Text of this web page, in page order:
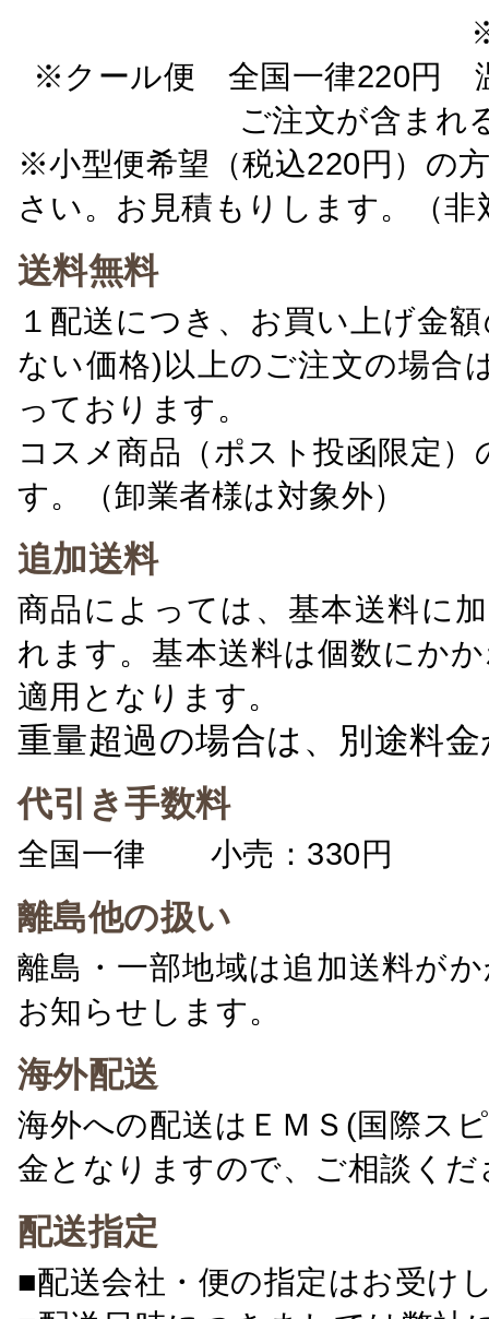
※クール便 全国一律220円
ご注文が含ま
※小型便希望（税込220円）の
さい。お見積もりします。（非
送料無料
１配送につき、お買い上げ金
ない価格)以上のご注文の場合
っております。
コスメ商品（ポスト投函限定
す。（卸業者様は対象外）
追加送料
商品によっては、基本送料に
れます。基本送料は個数にか
適用となります。
重量超過の場合は、別途料
代引き手数料
全国一律 小売：330円 卸
離島他の扱い
離島・一部地域は追加送料が
お知らせします。
海外配送
海外への配送はＥＭＳ(国際ス
金となりますので、ご相談くだ
配送指定
■配送会社・便の指定はお受け